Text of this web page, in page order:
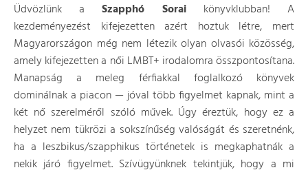
Üdvözlünk aSzapphó Soraikönyvklubban! A
kezdeményezést kifejezetten azért hoztuk létre, mert
Magyarországon még nem létezik olyan olvasói közösség,
amely kifejezetten a női LMBT+ irodalomra összpontosítana.
Manapság a meleg férfiakkal foglalkozó könyvek
dominálnak a piacon — jóval több figyelmet kapnak, mint a
két nő szerelméről szóló művek. Úgy éreztük, hogy ez a
helyzet nem tükrözi a sokszínűség valóságát és szeretnénk,
ha a leszbikus/szapphikus történetek is megkaphatnák a
nekik járó figyelmet. Szívügyünknek tekintjük, hogy a mi